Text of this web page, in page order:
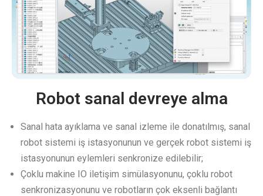
Robot sanal devreye alma​
Sanal hata ayıklama ve sanal izleme ile donatılmış, sanal
robot sistemi iş istasyonunun ve gerçek robot sistemi iş
istasyonunun eylemleri senkronize edilebilir;
Çoklu makine IO iletişim simülasyonunu, çoklu robot
senkronizasyonunu ve robotların çok eksenli bağlantı